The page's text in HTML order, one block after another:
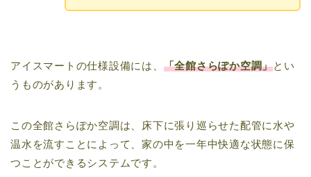
アイスマートの仕様設備には、 「全館さらぽか空調」とい
うものがあります。
この全館さらぽか空調は、床下に張り巡らせた配管に水や
温水を流すことによって、家の中を一年中快適な状態に保
つことができるシステムです。